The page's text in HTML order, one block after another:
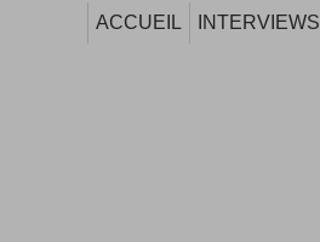
ACCUEIL INTERVIEWS